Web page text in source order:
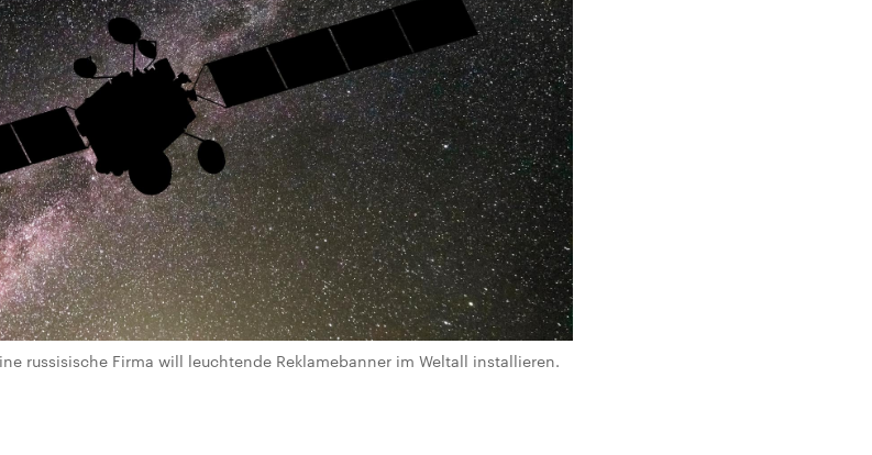
russisische Firma will leuchtende Reklamebanner im Weltall installieren.